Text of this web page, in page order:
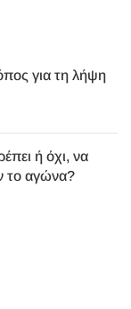
για τη λήψη
ή όχι, να
το αγώνα?